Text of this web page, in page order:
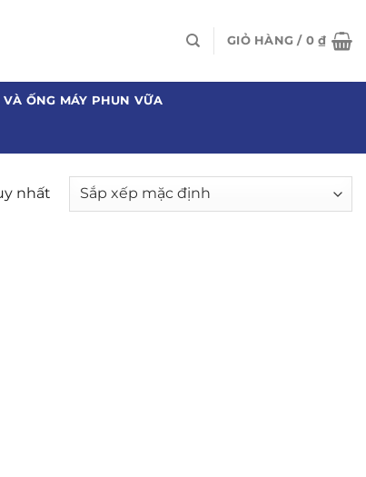
GIỎ HÀNG / 0₫
VÀ ỐNG MÁY PHUN VỮA
nhất